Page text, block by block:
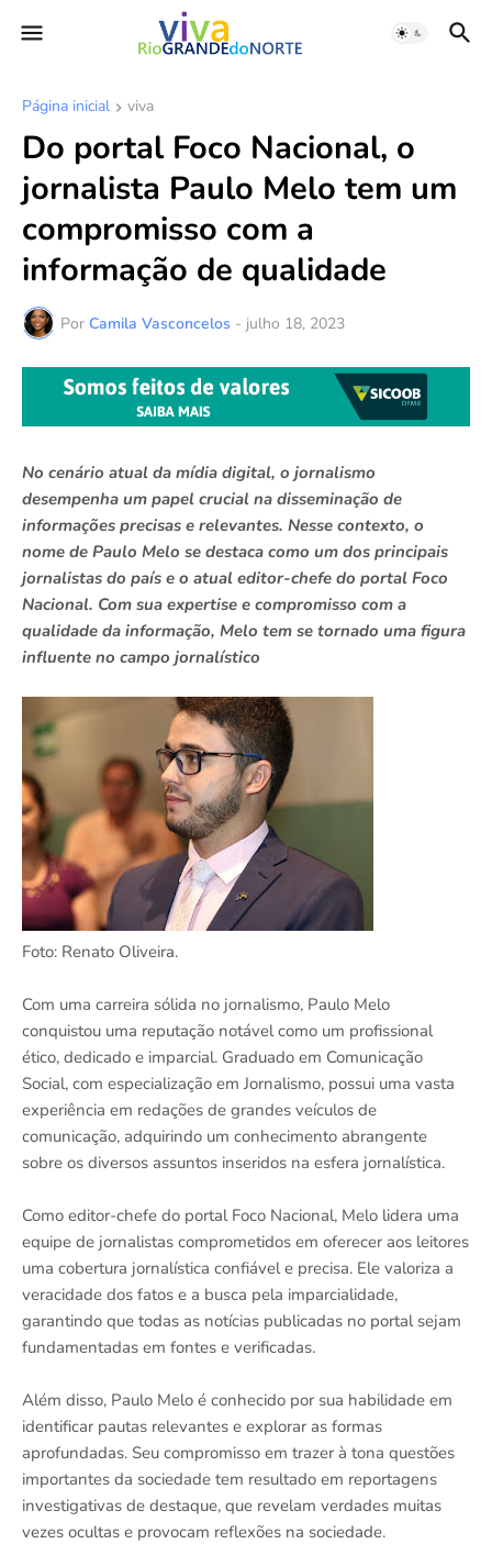
Página inicial viva
Do portal Foco Nacional, o
jornalista Paulo Melo tem um
compromisso com a
informação de qualidade
Por Camila Vasconcelos - julho 18, 2023
No cenário atual da mídia digital, o jornalismo
desempenha um papel crucial na disseminação de
informações precisas e relevantes. Nesse contexto, o
nome de Paulo Melo se destaca como um dos principais
jornalistas do país e o atual editor-chefe do portal Foco
Nacional. Com sua expertise e compromisso com a
qualidade da informação, Melo tem se tornado uma figura
influente no campo jornalístico
Foto: Renato Oliveira.
Com uma carreira sólida no jornalismo, Paulo Melo
conquistou uma reputação notável como um profissional
ético, dedicado e imparcial. Graduado em Comunicação
Social, com especialização em Jornalismo, possui uma vasta
experiência em redações de grandes veículos de
comunicação, adquirindo um conhecimento abrangente
sobre os diversos assuntos inseridos na esfera jornalística.
Como editor-chefe do portal Foco Nacional, Melo lidera uma
equipe de jornalistas comprometidos em oferecer aos leitores
uma cobertura jornalística confiável e precisa. Ele valoriza a
veracidade dos fatos e a busca pela imparcialidade,
garantindo que todas as notícias publicadas no portal sejam
fundamentadas em fontes e verificadas.
Além disso, Paulo Melo é conhecido por sua habilidade em
identificar pautas relevantes e explorar as formas
aprofundadas. Seu compromisso em trazer à tona questões
importantes da sociedade tem resultado em reportagens
investigativas de destaque, que revelam verdades muitas
vezes ocultas e provocam reflexões na sociedade.